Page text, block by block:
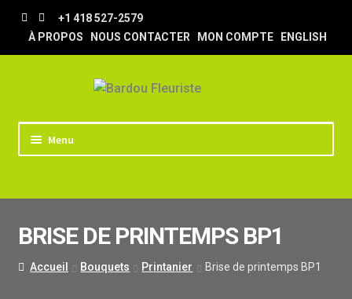
Aller
la
Aller
au
contenu
+1 418 527-2579
À PROPOS
NOUS CONTACTER MON COMPTE ENGLISH
Menu
TRUCS & ASTUCES
LIVRAISON
BRISE DE PRINTEMPS BP1
Accueil Bouquets Printanier Brise de printemps BP1